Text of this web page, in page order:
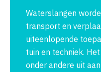
Waterslangen
transport en
uiteenlopende
tuin en techniek.
onder andere uit